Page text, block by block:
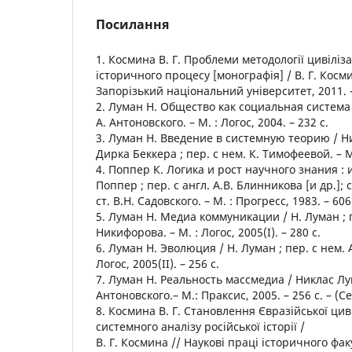
Посилання
1. Космина В. Г. Проблеми методології
історичного процесу [монографія] / В. Г.
Запорізький національний університет, 2011.
2. Луман Н. Общество как социальная
А. Антоновского. – М. : Логос, 2004. – 232 с.
3. Луман Н. Введение в системную теорию /
Дирка Беккера ; пер. с нем. К. Тимофеевой. –
4. Поппер К. Логика и рост научного знания
Поппер ; пер. с англ. А.В. Блинникова [и др.];
ст. В.Н. Садовского. – М. : Прогресс, 1983. –
5. Луман Н. Медиа коммуникации / Н. Луман ;
Никифорова. – М. : Логос, 2005(І). – 280 с.
6. Луман Н. Эволюция / Н. Луман ; пер. с нем.
Логос, 2005(ІІ). – 256 с.
7. Луман Н. Реальность массмедиа / Никлас
Антоновского.– М.: Праксис, 2005. – 256 с. –
8. Космина В. Г. Становлення Євразійської
системного аналізу російської історії /
В. Г. Космина // Наукові праці історичного